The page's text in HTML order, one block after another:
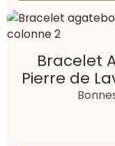
Bracelet
Pierre de